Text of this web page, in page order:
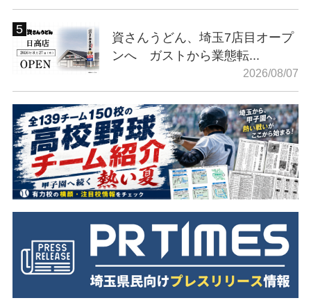
資さんうどん、埼玉7店目オープ
ンへ ガストから業態転...
2026/08/07